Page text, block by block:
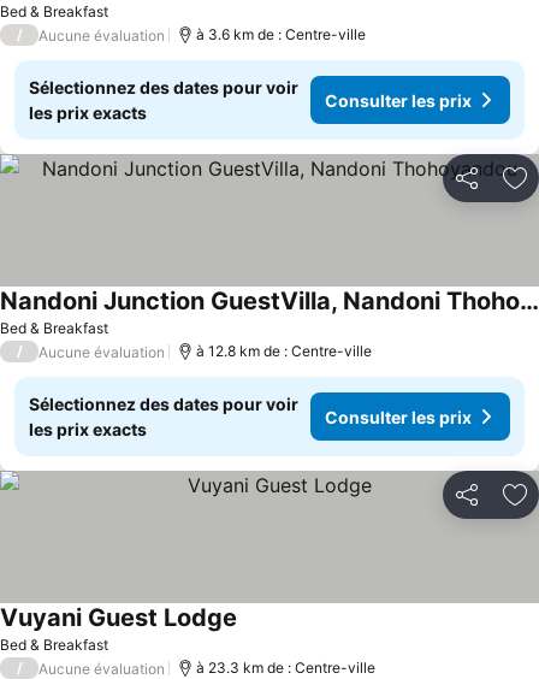
Bed & Breakfast
/ Aucune évaluation à 3.6 km de : Centre-ville
Sélectionnez des dates pour voir
les prix exacts
Consulter les prix
Partager
Bed & Breakfast
Nandoni Junction GuestVilla, Nandoni Thohoyandou
Consulter les prix
/ Aucune évaluation à 12.8 km de : Centre-ville
Sélectionnez des dates pour voir
les prix exacts
Consulter les prix
Partager
Bed & Breakfast
Vuyani Guest Lodge
/ Aucune évaluation à 23.3 km de : Centre-ville